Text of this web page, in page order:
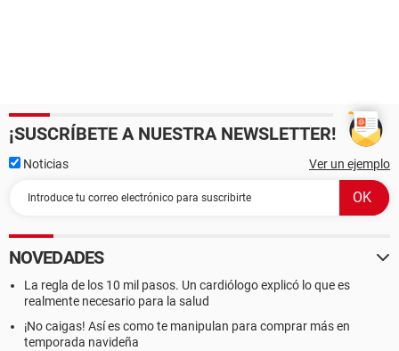
¡SUSCRÍBETE A NUESTRA NEWSLETTER!
Noticias Ver un ejemplo
NOVEDADES
La regla de los 10 mil pasos. Un cardiólogo explicó lo que es
realmente necesario para la salud
¡No caigas! Así es como te manipulan para comprar más en
temporada navideña